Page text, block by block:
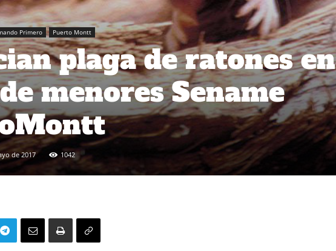
Primero Puerto Montt
plaga de ratones en
menores Sename
de 2017 1042